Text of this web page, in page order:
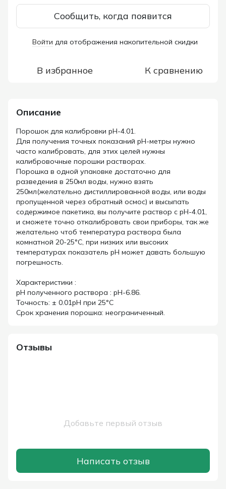
Сообщить, когда появится
Войти для отображения накопительной скидки
В избранное К сравнению
Описание
Порошок для калибровки pH-4.01.
Для получения точных показаний pH-метры нужно
часто калибровать, для этих целей нужны
калибровочные порошки растворах.
Порошка в одной упаковке достаточно для
разведения в 250мл воды, нужно взять
250мл(желательно дистиллированной воды, или воды
пропущенной через обратный осмос) и высыпать
содержимое пакетика, вы получите раствор с pH-4.01,
и сможете точно откалибровать свои приборы, так же
желательно чтоб температура раствора была
комнатной 20-25°C, при низких или высоких
температурах показатель pH может давать большую
погрешность.
Характеристики :
pH полученного раствора : pH-6.86.
Точность: ± 0.01pH при 25°C
Срок хранения порошка: неограниченный.
Отзывы
Добавьте первый отзыв
Написать отзыв